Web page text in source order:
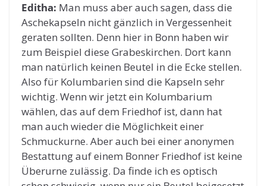
Editha: Man muss aber auch sagen, dass die
Aschekapseln nicht gänzlich in Vergessenheit
geraten sollten. Denn hier in Bonn haben wir
zum Beispiel diese Grabeskirchen. Dort kann
man natürlich keinen Beutel in die Ecke stellen.
Also für Kolumbarien sind die Kapseln sehr
wichtig. Wenn wir jetzt ein Kolumbarium
wählen, das auf dem Friedhof ist, dann hat
man auch wieder die Möglichkeit einer
Schmuckurne. Aber auch bei einer anonymen
Bestattung auf einem Bonner Friedhof ist keine
Überurne zulässig. Da finde ich es optisch